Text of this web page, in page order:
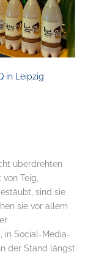
in Leipzig
überdrehten
Teig,
sind sie
sie vor allem
in Social-Media-
der Stand längst